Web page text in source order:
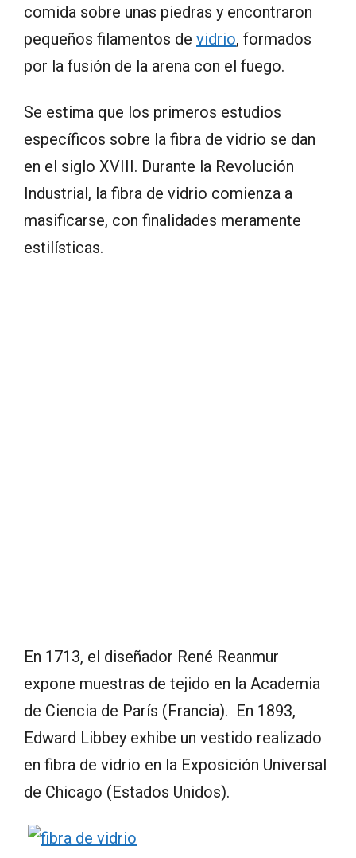
comida sobre unas piedras y encontraron
pequeños filamentos de vidrio, formados
por la fusión de la arena con el fuego.
Se estima que los primeros estudios
específicos sobre la fibra de vidrio se dan
en el siglo XVIII. Durante la Revolución
Industrial, la fibra de vidrio comienza a
masificarse, con finalidades meramente
estilísticas.
En 1713, el diseñador René Reanmur
expone muestras de tejido en la Academia
de Ciencia de París (Francia). En 1893,
Edward Libbey exhibe un vestido realizado
en fibra de vidrio en la Exposición Universal
de Chicago (Estados Unidos).